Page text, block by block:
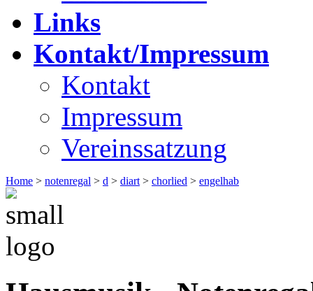
Links
Kontakt/Impressum
Kontakt
Impressum
Vereinssatzung
Home > notenregal > d > diart > chorlied > engelhab